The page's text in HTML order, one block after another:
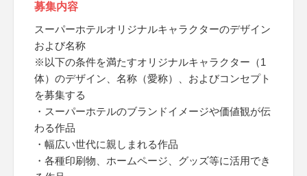
募集内容
スーパーホテルオリジナルキャラクターのデザイン
および名称
※以下の条件を満たすオリジナルキャラクター（1
体）のデザイン、名称（愛称）、およびコンセプト
を募集する
・スーパーホテルのブランドイメージや価値観が伝
わる作品
・幅広い世代に親しまれる作品
・各種印刷物、ホームページ、グッズ等に活用でき